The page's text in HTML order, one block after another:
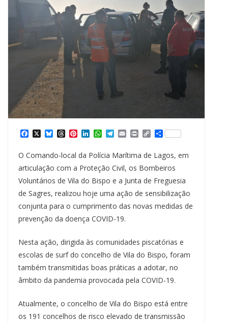
c
e
b
o
o
k
X B
u
e
s
k
y
T
e
a
d
s
P
n
t
e
r
e
s
t
L
n
k
e
d
n
W
a
t
s
A
p
p
T
e
g
r
a
m
E
a
i
P
n
t
C
p
y
L
i
n
k
S
r
e
O Comando-local da Polícia Marítima de Lagos, em
articulação com a Proteção Civil, os Bombeiros
Voluntários de Vila do Bispo e a Junta de Freguesia
de Sagres, realizou hoje uma ação de sensibilização
conjunta para o cumprimento das novas medidas de
prevenção da doença COVID-19.
Nesta ação, dirigida às comunidades piscatórias e
escolas de surf do concelho de Vila do Bispo, foram
também transmitidas boas práticas a adotar, no
âmbito da pandemia provocada pela COVID-19.
Atualmente, o concelho de Vila do Bispo está entre
os 191 concelhos de risco elevado de transmissão